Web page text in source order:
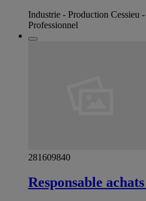
Industrie - Production Cessieu -
Professionnel
281609840
Responsable